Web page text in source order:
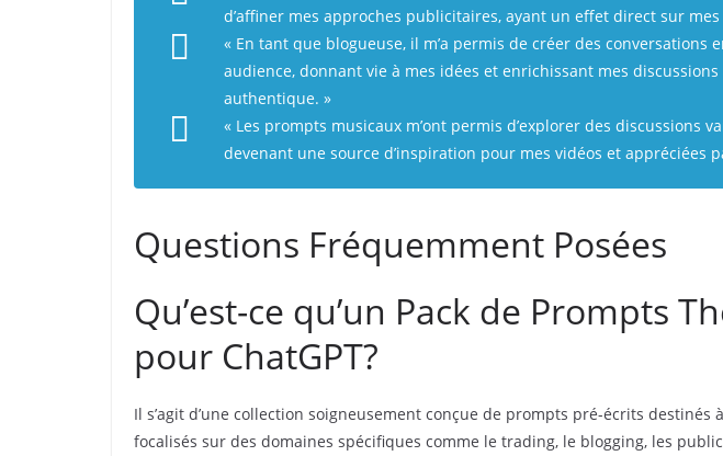
d’affiner mes approches publicitaires, ayant un effet direct sur
« En tant que blogueuse, il m’a permis de créer des conversations
audience, donnant vie à mes idées et enrichissant mes discussions
authentique. »
« Les prompts musicaux m’ont permis d’explorer des discussions
devenant une source d’inspiration pour mes vidéos et appréciées
Questions Fréquemment Posées
Qu’est-ce qu’un Pack de Prompts
pour ChatGPT?
Il s’agit d’une collection soigneusement conçue de prompts pré-écrits destinés
focalisés sur des domaines spécifiques comme le trading, le blogging, les